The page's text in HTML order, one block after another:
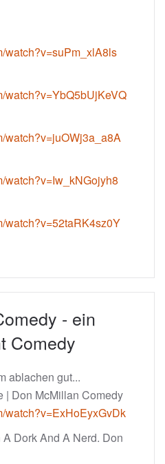
watch?v=suPm_xlA8ls
watch?v=YbQ5bUjKeVQ
watch?v=juOWj3a_a8A
watch?v=Iw_kNGojyh8
watch?v=52taRK4sz0Y
- ein
Comedy
ablachen gut...
| Don McMillan Comedy
watch?v=ExHoEyxGvDk
Dork And A Nerd. Don